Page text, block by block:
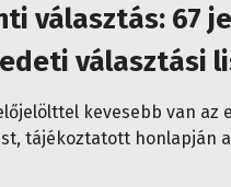
választás: 67
választási
kevesebb van az
tájékoztatott honlapján